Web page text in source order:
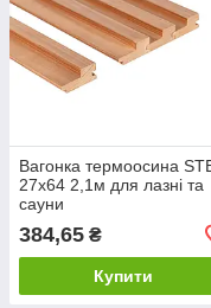
Вагонка термоосина
27x64 2,1м для лазні та
сауни
384,65 ₴
Купити